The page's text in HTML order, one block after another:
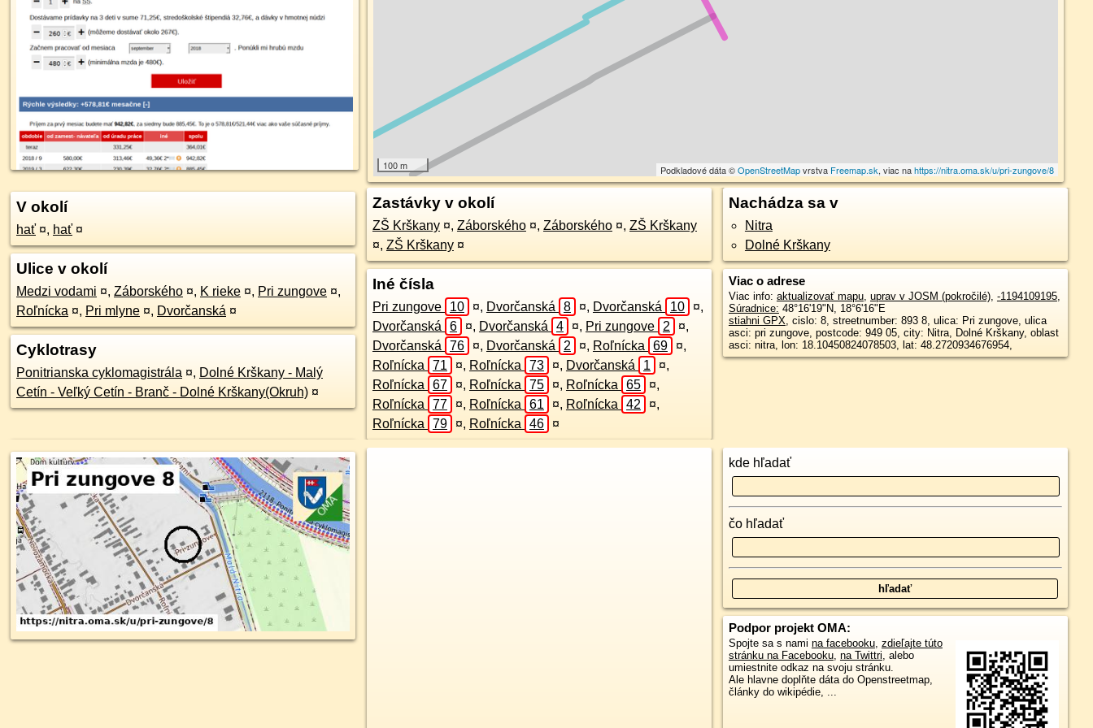
100 m Podkladové dáta ©OpenStreetMapvrstva Freemap.sk, viac nahttps://nitra.oma.sk/u/pri-zungove/8
V okolí
hať ¤, hať ¤
Ulice v okolí
Medzi vodami ¤, Záborského ¤, K rieke ¤, Pri zungove ¤,
Roľnícka ¤, Pri mlyne ¤, Dvorčanská ¤
Cyklotrasy
Ponitrianska cyklomagistrála ¤, Dolné Krškany - Malý
Cetín - Veľký Cetín - Branč - Dolné Krškany(Okruh) ¤
Zastávky v okolí
ZŠ Krškany ¤, Záborského ¤, Záborského ¤, ZŠ Krškany
¤, ZŠ Krškany ¤
Iné čísla
Pri zungove 10 ¤, Dvorčanská 8 ¤, Dvorčanská 10 ¤,
Dvorčanská
6 ¤, Dvorčanská 4 ¤, Pri zungove 2 ¤,
Dvorčanská
76 ¤, Dvorčanská 2 ¤, Roľnícka 69 ¤,
Roľnícka
71 ¤, Roľnícka 73 ¤, Dvorčanská 1 ¤,
Roľnícka
67 ¤, Roľnícka 75 ¤, Roľnícka 65 ¤,
Roľnícka
77 ¤, Roľnícka 61 ¤, Roľnícka 42 ¤,
Roľnícka
79 ¤, Roľnícka 46 ¤
Nachádza sa v
Nitra
Dolné Krškany
Viac o adrese
Viac info: aktualizovať mapu, uprav v JOSM (pokročilé), -1194109195,
Súradnice: 48°16'19"N, 18°6'16"E
stiahni GPX, cislo: 8, streetnumber: 893 8, ulica: Pri zungove, ulica
asci: pri zungove, postcode: 949 05, city: Nitra, Dolné Krškany, oblast
asci: nitra, lon: 18.10450824078503, lat: 48.2720934676954,
kde hľadať
čo hľadať
Podpor projekt OMA:
Spojte sa s nami na facebooku, zdieľajte túto
stránku na Facebooku, na Twittri, alebo
umiestnite odkaz na svoju stránku.
Ale hlavne doplňte dáta do Openstreetmap,
články do wikipédie, ...